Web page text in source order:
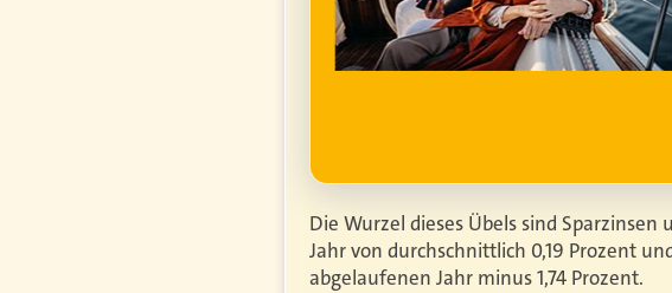
Die Wurzel dieses Übels sind
Jahr von durchschnittlich 0,19 Prozent
abgelaufenen Jahr minus 1,74 Prozent.